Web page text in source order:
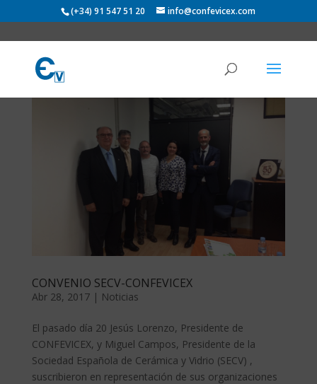
(+34) 91 547 51 20 info@confevicex.com
CONVENIO SECV-CONFEVICEX
Abr 28, 2017| Noticias
El pasado día 20 Jesús Lorenzo, Presidente de
CONFEVICEX, y Miguel Campos, Presidente de la
Sociedad Española de Cerámica y Vidrio (SECV) ,
suscribieron en representación de sus organizaciones